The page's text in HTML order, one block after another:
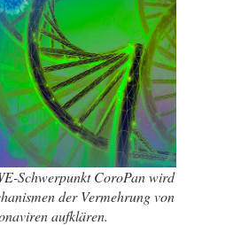
Schwerpunkt CoroPan wird
der Vermehrung von
aufklären.